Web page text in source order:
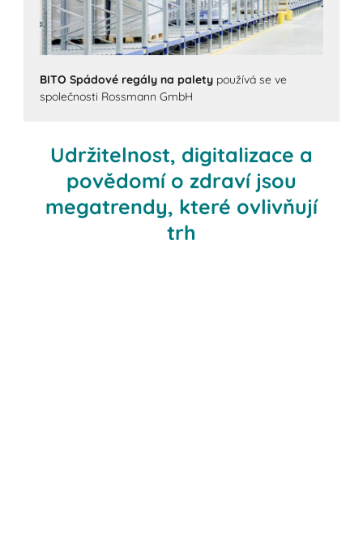
BITO Spádové regály na palety používá se ve
společnosti Rossmann GmbH
Udržitelnost, digitalizace a
povědomí o zdraví jsou
megatrendy, které ovlivňují
trh